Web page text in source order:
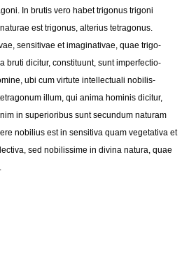
. In brutis vero habet trigonus trigoni
naturae est trigonus, alterius tetragonus.
, sensitivae et imaginativae, quae trigo-
bruti dicitur, constituunt, sunt imperfectio-
, ubi cum virtute intellectuali nobilis-
illum, qui anima hominis dicitur,
in superioribus sunt secundum naturam
nobilius est in sensitiva quam vegetativa et
, sed nobilissime in divina natura, quae
.